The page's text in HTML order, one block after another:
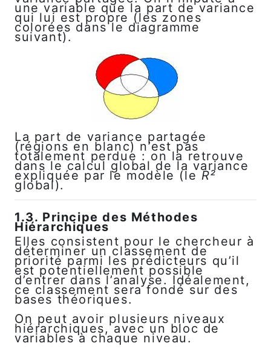
une variable que la part de variance
qui lui est propre (les zones
colorées dans le diagramme
suivant).
La part de variance partagée
(régions en blanc) n’est pas
totalement perdue : on la retrouve
dans le calcul global de la variance
expliquée par le modèle (le R²
global).
1.3. Principe des Méthodes
Hiérarchiques
Elles consistent pour le chercheur à
déterminer un classement de
priorité parmi les prédicteurs qu’il
est potentiellement possible
d’entrer dans l’analyse. Idéalement,
ce classement sera fondé sur des
bases théoriques.
On peut avoir plusieurs niveaux
hiérarchiques, avec un bloc de
variables à chaque niveau.